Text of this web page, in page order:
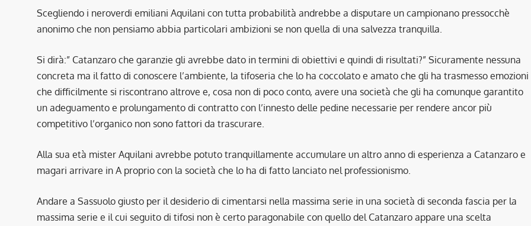
Scegliendo i neroverdi emiliani Aquilani con tutta probabilità andrebbe a disputare un campionano pressocchè
anonimo che non pensiamo abbia particolari ambizioni se non quella di una salvezza tranquilla.
Si dirà:” Catanzaro che garanzie gli avrebbe dato in termini di obiettivi e quindi di risultati?” Sicuramente nessuna
concreta ma il fatto di conoscere l’ambiente, la tifoseria che lo ha coccolato e amato che gli ha trasmesso emozioni
che difficilmente si riscontrano altrove e, cosa non di poco conto, avere una società che gli ha comunque garantito
un adeguamento e prolungamento di contratto con l’innesto delle pedine necessarie per rendere ancor più
competitivo l’organico non sono fattori da trascurare.
Alla sua età mister Aquilani avrebbe potuto tranquillamente accumulare un altro anno di esperienza a Catanzaro e
magari arrivare in A proprio con la società che lo ha di fatto lanciato nel professionismo.
Andare a Sassuolo giusto per il desiderio di cimentarsi nella massima serie in una società di seconda fascia per la
massima serie e il cui seguito di tifosi non è certo paragonabile con quello del Catanzaro appare una scelta